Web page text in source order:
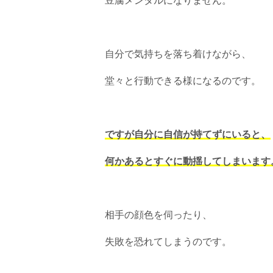
自分で気持ちを落ち着けながら、
堂々と行動できる様になるのです。
ですが自分に自信が持てずにいると、
何かあるとすぐに動揺してしまいます
相手の顔色を伺ったり、
失敗を恐れてしまうのです。